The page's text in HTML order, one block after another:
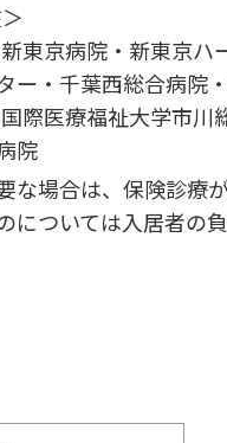
東京病院・新東京
ー・千葉西総合病院
際医療福祉大学市
院
な場合は、保険診療
については入居者の負